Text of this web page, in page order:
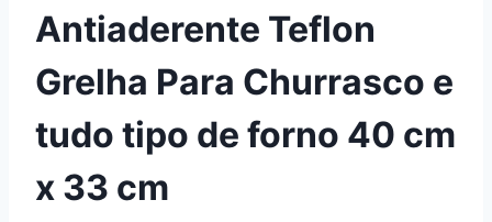
Antiaderente Teflon
Grelha Para Churrasco e
tudo tipo de forno 40 cm
x 33 cm